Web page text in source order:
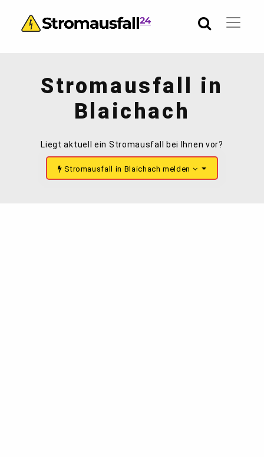
Stromausfall in
Blaichach
Liegt aktuell ein Stromausfall bei Ihnen vor?
Stromausfall in Blaichach melden